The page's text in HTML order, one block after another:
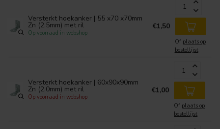
Versterkt hoekanker | 55 x70 x70mm
Zn (2.5mm) met ril
Op voorraad in webshop
€1,50
Of plaats op
bestellijst
Versterkt hoekanker | 60x90x90mm
Zn (2.0mm) met ril
Op voorraad in webshop
€1,00
Of plaats op
bestellijst